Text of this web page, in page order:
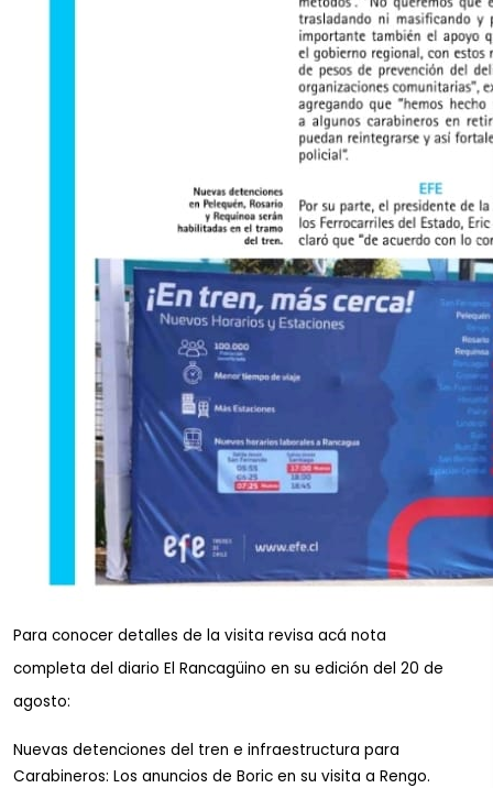
Para conocer detalles de la visita revisa acá nota
completa del diario El Rancagüino en su edición del 20 de
agosto:
Nuevas detenciones del tren e infraestructura para
Carabineros: Los anuncios de Boric en su visita a Rengo.